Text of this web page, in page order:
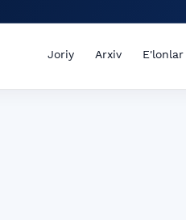
Joriy Arxiv E'lonlar